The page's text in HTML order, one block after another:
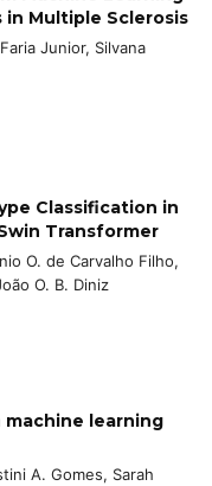
in Multiple Sclerosis
Junior, Silvana
Classification in
Transformer
O. de Carvalho Filho,
O. B. Diniz
learning
A. Gomes, Sarah